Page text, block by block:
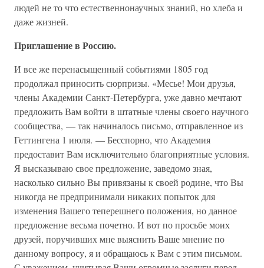
людей не то что естественнонаучных знаний, но хлеба и
даже жизней.
Приглашение в Россию.
И все же перенасыщенный событиями 1805 год
продолжал приносить сюрпризы. «Месье! Мои друзья,
члены Академии Санкт-Петербурга, уже давно мечтают
предложить Вам войти в штатные члены своего научного
сообщества, — так начиналось письмо, отправленное из
Геттингена 1 июля. — Бесспорно, что Академия
предоставит Вам исключительно благоприятные условия.
Я высказываю свое предложение, заведомо зная,
насколько сильно Вы привязаны к своей родине, что Вы
никогда не предпринимали никаких попыток для
изменения Вашего теперешнего положения, но данное
предложение весьма почетно. И вот по просьбе моих
друзей, поручивших мне выяснить Ваше мнение по
данному вопросу, я и обращаюсь к Вам с этим письмом.